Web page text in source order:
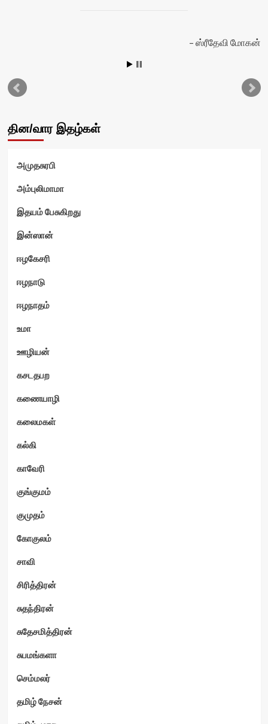
ஸ்ரீதேவி மோகன்
தின/வார இதழ்கள்
அமுதசுரபி
அம்புலிமாமா
இதயம் பேசுகிறது
இன்ஸான்
ஈழகேசரி
ஈழநாடு
ஈழநாதம்
உமா
ஊழியன்
கசடதபற
கணையாழி
கலைமகள்
கல்கி
காவேரி
குங்குமம்
குமுதம்
கோகுலம்
சாவி
சிரித்திரன்
சுதந்திரன்
சுதேசமித்திரன்
சுபமங்களா
செம்மலர்
தமிழ் நேசன்